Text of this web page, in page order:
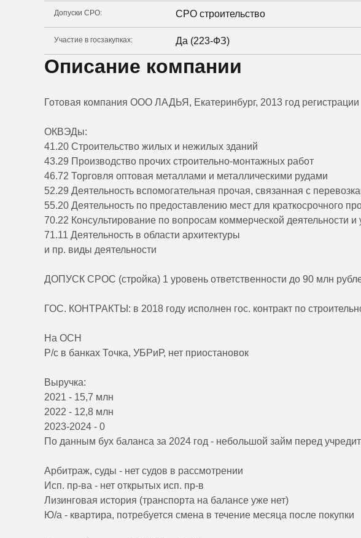
Допуски СРО: СРО строительство
Участие в госзакупках: Да (223-ФЗ)
Описание компании
Готовая компания ООО ЛАДЬЯ, Екатеринбург, 2013 год регистрации
ОКВЭДы:
41.20 Строительство жилых и нежилых зданий
43.29 Производство прочих строительно-монтажных работ
46.72 Торговля оптовая металлами и металлическими рудами
52.29 Деятельность вспомогательная прочая, связанная с
55.20 Деятельность по предоставлению мест для краткосрочного
70.22 Консультирование по вопросам коммерческой деятельности и
71.11 Деятельность в области архитектуры
и пр. виды деятельности
ДОПУСК СРОС (стройка) 1 уровень ответственности до 90 млн
ГОС. КОНТРАКТЫ: в 2018 году исполнен гос. контракт по
На ОСН
Р/с в банках Точка, УБРиР, нет приостановок
Выручка:
2021 - 15,7 млн
2022 - 12,8 млн
2023-2024 - 0
По данным бух баланса за 2024 год - небольшой займ перед
Арбитраж, суды - нет судов в рассмотрении
Исп. пр-ва - нет открытых исп. пр-в
Лизинговая история (транспорта на балансе уже нет)
Ю/а - квартира, потребуется смена в течение месяца после покупки